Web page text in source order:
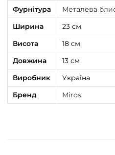
Фурнітура
Металева
Ширина
23 см
Висота
18 см
Довжина
13 см
Виробник
Україна
Бренд
Miros